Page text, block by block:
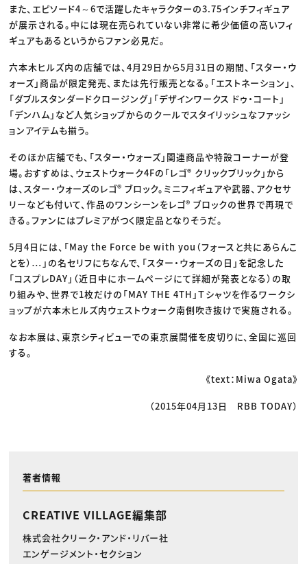
また、エピソード4～6で活躍したキャラクターの3.75インチフィギュア
が展示される。中には現在売られていない非常に希少価値の高いフィ
ギュアもあるというからファン必見だ。
六本木ヒルズ内の店舗では、4月29日から5月31日の期間、「スター・ウ
ォーズ」商品が限定発売、または先行販売となる。「エストネーション」、
「ダブルスタンダードクロージング」「デザインワークス ドゥ・コート」
「デンハム」など人気ショップからのクールでスタイリッシュなファッシ
ョンアイテムも揃う。
そのほか店舗でも、「スター・ウォーズ」関連商品や特設コーナーが登
場。おすすめは、ウェストウォーク4Fの「レゴ® クリックブリック」から
は、スター・ウォーズのレゴ® ブロック。ミニフィギュアや武器、アクセサ
リーなども付いて、作品のワンシーンをレゴ® ブロックの世界で再現で
きる。ファンにはプレミアがつく限定品となりそうだ。
5月4日には、「May the Force be with you（フォースと共にあらんこ
とを）…」の名セリフにちなんで、「スター・ウォーズの日」を記念した
「コスプレDAY」（近日中にホームページにて詳細が発表となる）の取
り組みや、世界で1枚だけの「MAY THE 4TH」Ｔシャツを作るワークシ
ョップが六本木ヒルズ内ウェストウォーク南側吹き抜けで実施される。
なお本展は、東京シティビューでの東京展開催を皮切りに、全国に巡回
する。
《text：Miwa Ogata》
（2015年04月13日 RBB TODAY）
著者情報
CREATIVE VILLAGE編集部
株式会社クリーク・アンド・リバー社
エンゲージメント・セクション